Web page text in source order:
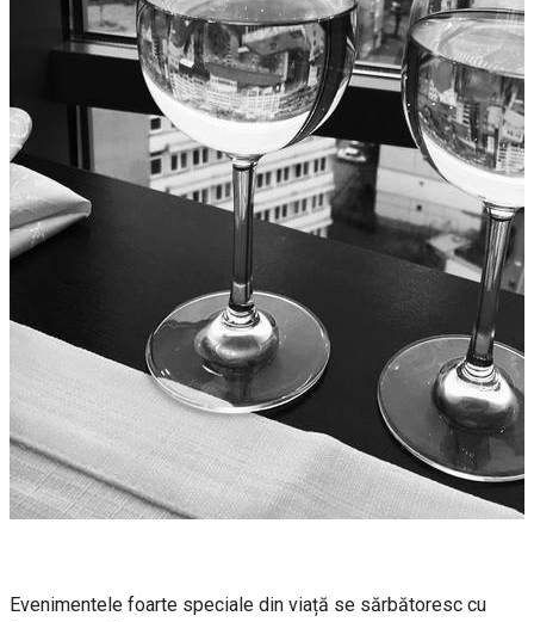
Evenimentele foarte speciale din viață se sărbătoresc cu